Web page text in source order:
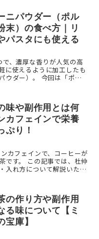
ニパウダー（ポル
末）の食べ方｜リ
パスタにも使える
、濃厚な香りが人気の高
に使えるように加工したも
ウダー）。 今回は「ポル
味や副作用とは何
カフェインで栄養
ぷり！
カフェインで、コーヒーが
です。 この記事では、杜仲
入れ方について解説いたし
の作り方や副作用
る味について【ミ
宝庫】